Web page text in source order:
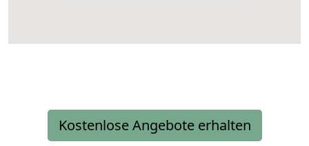
Kostenlose Angebote erhalten